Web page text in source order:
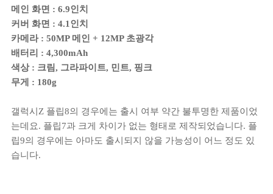
메인 화면 : 6.9인치
커버 화면 : 4.1인치
카메라 : 50MP 메인 + 12MP 초광각
배터리 : 4,300mAh
색상 : 크림, 그라파이트, 민트, 핑크
무게 : 180g
갤럭시Z 플립8의 경우에는 출시 여부 약간 불투명한 제품이었
는데요. 플립7과 크게 차이가 없는 형태로 제작되었습니다. 플
립9의 경우에는 아마도 출시되지 않을 가능성이 어느 정도 있
습니다.